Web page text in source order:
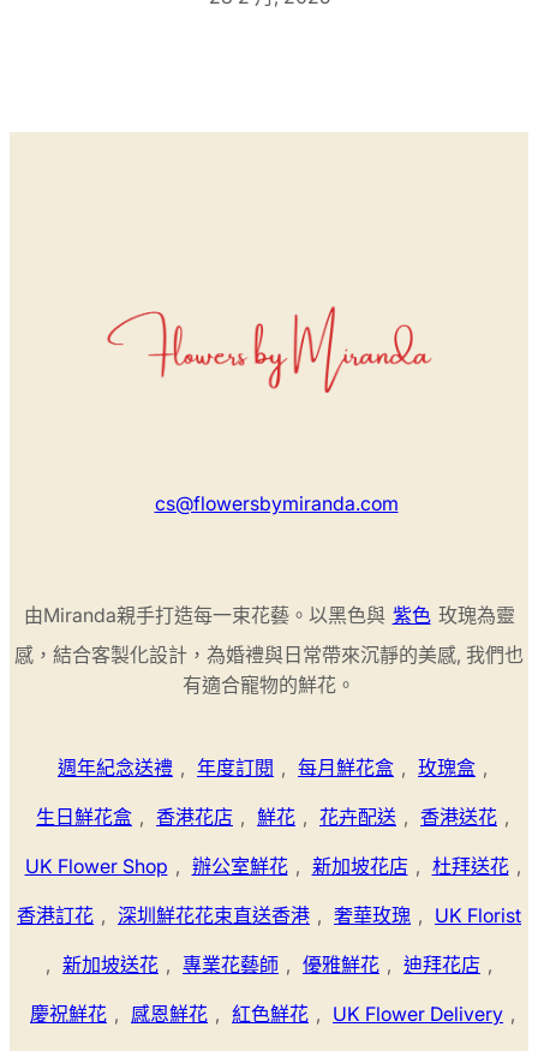
cs@flowersbymiranda.com
由Miranda親手打造每一束花藝。以黑色與 紫色 玫瑰為靈
感，結合客製化設計，為婚禮與日常帶來沉靜的美感, 我們也
有適合寵物的鮮花。
週年紀念送禮 , 年度訂閱 , 每月鮮花盒 , 玫瑰盒 ,
生日鮮花盒 , 香港花店 , 鮮花 , 花卉配送 , 香港送花 ,
UK Flower Shop , 辦公室鮮花 , 新加坡花店 , 杜拜送花 ,
香港訂花 , 深圳鮮花花束直送香港 , 奢華玫瑰 , UK Florist
, 新加坡送花 , 專業花藝師 , 優雅鮮花 , 迪拜花店 ,
慶祝鮮花 , 感恩鮮花 , 紅色鮮花 , UK Flower Delivery ,